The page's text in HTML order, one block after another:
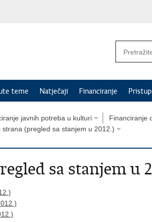
teme Natječaji Financiranje
javnih potreba u kulturi
Financiranje
strana (pregled sa stanjem u 2012.)
sa stanjem u